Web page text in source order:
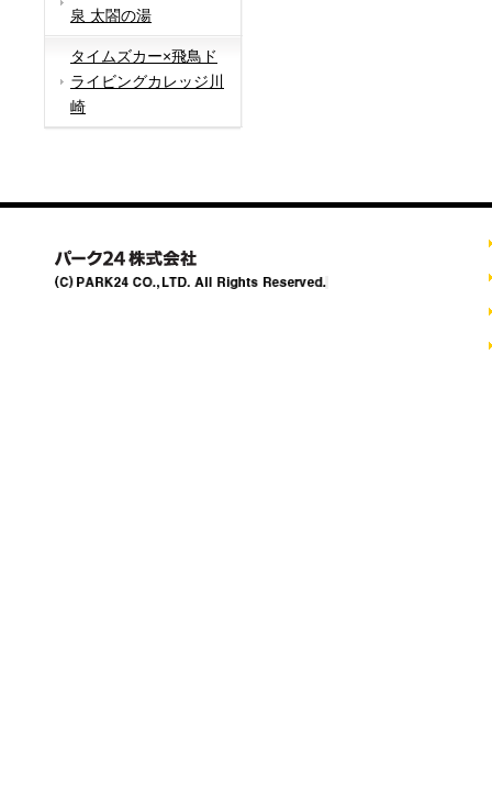
泉 太閤の湯
タイムズカー×飛鳥ド
ライビングカレッジ川
崎